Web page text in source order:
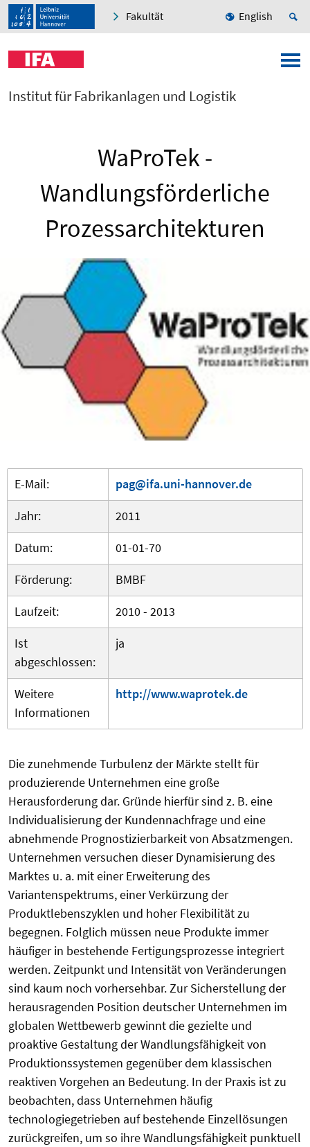
Fakultät English
Institut für Fabrikanlagen und Logistik
WaProTek -
Wandlungsförderliche
Prozessarchitekturen
E-Mail:
pag@ifa.uni-hannover.de
Jahr:
2011
Datum:
01-01-70
Förderung:
BMBF
Laufzeit:
2010 - 2013
Ist
abgeschlossen:
ja
Weitere
Informationen
http://www.waprotek.de
Die zunehmende Turbulenz der Märkte stellt für
produzierende Unternehmen eine große
Herausforderung dar. Gründe hierfür sind z. B. eine
Individualisierung der Kundennachfrage und eine
abnehmende Prognostizierbarkeit von Absatzmengen.
Unternehmen versuchen dieser Dynamisierung des
Marktes u. a. mit einer Erweiterung des
Variantenspektrums, einer Verkürzung der
Produktlebenszyklen und hoher Flexibilität zu
begegnen. Folglich müssen neue Produkte immer
häufiger in bestehende Fertigungsprozesse integriert
werden. Zeitpunkt und Intensität von Veränderungen
sind kaum noch vorhersehbar. Zur Sicherstellung der
herausragenden Position deutscher Unternehmen im
globalen Wettbewerb gewinnt die gezielte und
proaktive Gestaltung der Wandlungsfähigkeit von
Produktionssystemen gegenüber dem klassischen
reaktiven Vorgehen an Bedeutung. In der Praxis ist zu
beobachten, dass Unternehmen häufig
technologiegetrieben auf bestehende Einzellösungen
zurückgreifen, um so ihre Wandlungsfähigkeit punktuell